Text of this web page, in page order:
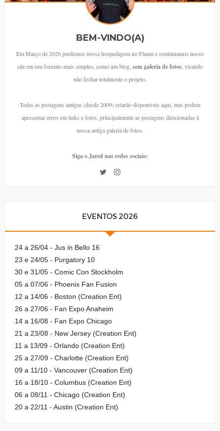
BEM-VINDO(A)
Em Março de 2026 perdemos nossa hospedagem no Flaunt e continuamos nosso
site em um formato mais simples, como um blog, sem galeria de fotos , visando
não fechar totalmente o projeto.
Todas as postagens antigas (desde 2009) estarão disponíveis aqui, mas podem
apresentar erros em links e fotos, principalmente as postagens direcionadas à
nossa antiga galeria de fotos.
Siga o Jared nas redes sociais:
EVENTOS 2026
24 a 26/04 - Jus in Bello 16
23 e 24/05 - Purgatory 10
30 e 31/05 - Comic Con Stockholm
05 a 07/06 - Phoenix Fan Fusion
12 a 14/06 - Boston (Creation Ent)
26 a 27/06 - Fan Expo Anaheim
14 a 16/08 - Fan Expo Chicago
21 a 23/08 - New Jersey (Creation Ent)
11 a 13/09 - Orlando (Creation Ent)
25 a 27/09 - Charlotte (Creation Ent)
09 a 11/10 - Vancouver (Creation Ent)
16 a 18/10 - Columbus (Creation Ent)
06 a 08/11 - Chicago (Creation Ent)
20 a 22/11 - Austin (Creation Ent)